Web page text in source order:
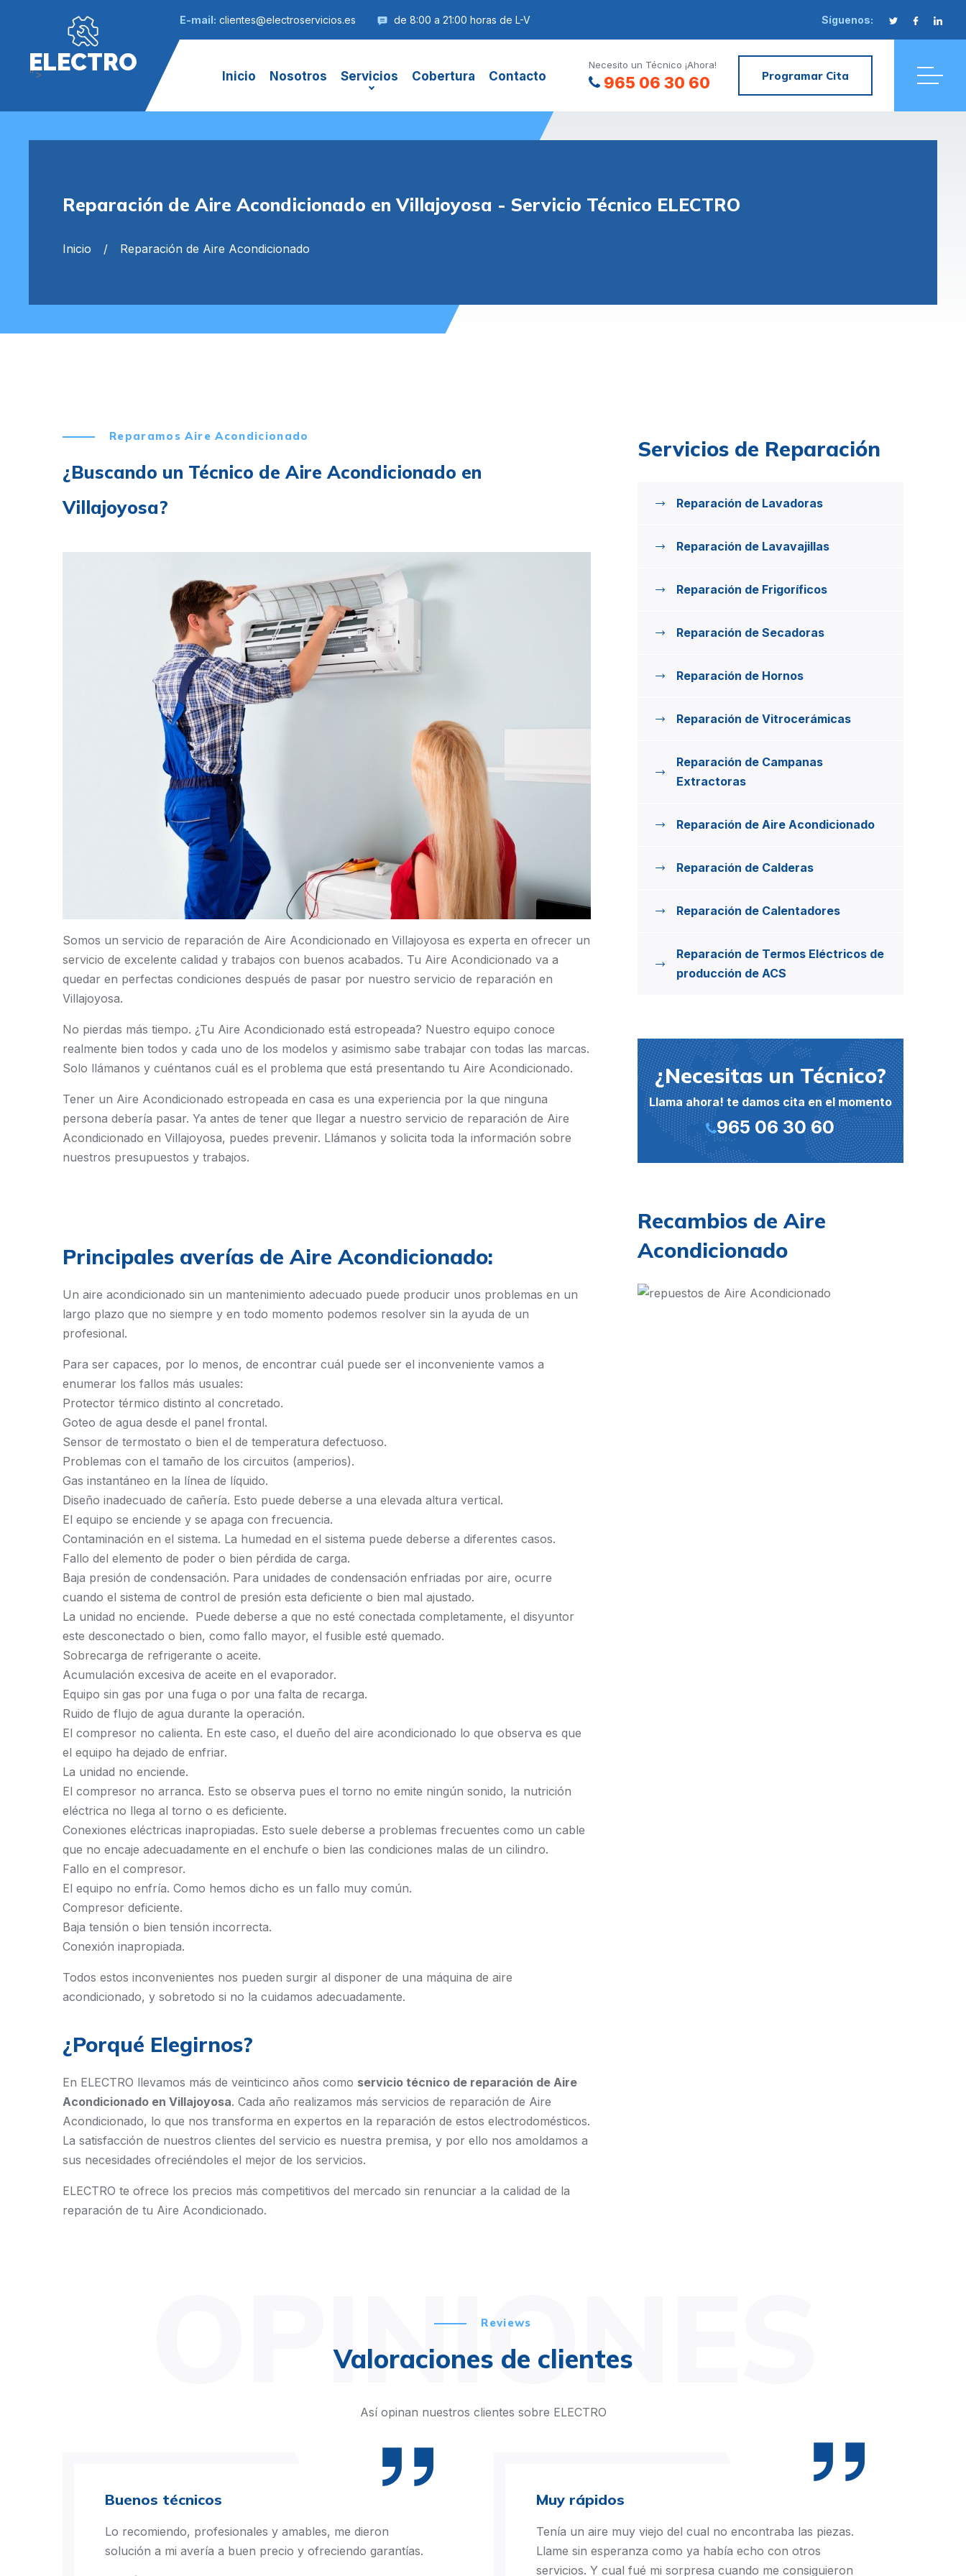
E-mail: clientes@electroservicios.es de 8:00 a 21:00 horas de L-V Síguenos:
ELECTRO
"> Inicio Nosotros Servicios Cobertura Contacto
Necesito un Técnico ¡Ahora!
965 06 30 60 Programar Cita
Reparación de Aire Acondicionado en Villajoyosa - Servicio Técnico ELECTRO
Inicio Reparación de Aire Acondicionado
Reparamos Aire Acondicionado
¿Buscando un Técnico de Aire Acondicionado en
Villajoyosa?
Somos un servicio de reparación de Aire Acondicionado en Villajoyosa es experta en ofrecer un
servicio de excelente calidad y trabajos con buenos acabados. Tu Aire Acondicionado va a
quedar en perfectas condiciones después de pasar por nuestro servicio de reparación en
Villajoyosa.
No pierdas más tiempo. ¿Tu Aire Acondicionado está estropeada? Nuestro equipo conoce
realmente bien todos y cada uno de los modelos y asimismo sabe trabajar con todas las marcas.
Solo llámanos y cuéntanos cuál es el problema que está presentando tu Aire Acondicionado.
Tener un Aire Acondicionado estropeada en casa es una experiencia por la que ninguna
persona debería pasar. Ya antes de tener que llegar a nuestro servicio de reparación de Aire
Acondicionado en Villajoyosa, puedes prevenir. Llámanos y solicita toda la información sobre
nuestros presupuestos y trabajos.
Principales averías de Aire Acondicionado:
Un aire acondicionado sin un mantenimiento adecuado puede producir unos problemas en un
largo plazo que no siempre y en todo momento podemos resolver sin la ayuda de un
profesional.
Para ser capaces, por lo menos, de encontrar cuál puede ser el inconveniente vamos a
enumerar los fallos más usuales:
Protector térmico distinto al concretado.
Goteo de agua desde el panel frontal.
Sensor de termostato o bien el de temperatura defectuoso.
Problemas con el tamaño de los circuitos (amperios).
Gas instantáneo en la línea de líquido.
Diseño inadecuado de cañería. Esto puede deberse a una elevada altura vertical.
El equipo se enciende y se apaga con frecuencia.
Contaminación en el sistema. La humedad en el sistema puede deberse a diferentes casos.
Fallo del elemento de poder o bien pérdida de carga.
Baja presión de condensación. Para unidades de condensación enfriadas por aire, ocurre
cuando el sistema de control de presión esta deficiente o bien mal ajustado.
La unidad no enciende. Puede deberse a que no esté conectada completamente, el disyuntor
este desconectado o bien, como fallo mayor, el fusible esté quemado.
Sobrecarga de refrigerante o aceite.
Acumulación excesiva de aceite en el evaporador.
Equipo sin gas por una fuga o por una falta de recarga.
Ruido de flujo de agua durante la operación.
El compresor no calienta. En este caso, el dueño del aire acondicionado lo que observa es que
el equipo ha dejado de enfriar.
La unidad no enciende.
El compresor no arranca. Esto se observa pues el torno no emite ningún sonido, la nutrición
eléctrica no llega al torno o es deficiente.
Conexiones eléctricas inapropiadas. Esto suele deberse a problemas frecuentes como un cable
que no encaje adecuadamente en el enchufe o bien las condiciones malas de un cilindro.
Fallo en el compresor.
El equipo no enfría. Como hemos dicho es un fallo muy común.
Compresor deficiente.
Baja tensión o bien tensión incorrecta.
Conexión inapropiada.
Todos estos inconvenientes nos pueden surgir al disponer de una máquina de aire
acondicionado, y sobretodo si no la cuidamos adecuadamente.
¿Porqué Elegirnos?
En ELECTRO llevamos más de veinticinco años como servicio técnico de reparación de Aire
Acondicionado en Villajoyosa. Cada año realizamos más servicios de reparación de Aire
Acondicionado, lo que nos transforma en expertos en la reparación de estos electrodomésticos.
La satisfacción de nuestros clientes del servicio es nuestra premisa, y por ello nos amoldamos a
sus necesidades ofreciéndoles el mejor de los servicios.
ELECTRO te ofrece los precios más competitivos del mercado sin renunciar a la calidad de la
reparación de tu Aire Acondicionado.
Servicios de Reparación
Reparación de Lavadoras
Reparación de Lavavajillas
Reparación de Frigoríficos
Reparación de Secadoras
Reparación de Hornos
Reparación de Vitrocerámicas
Reparación de Campanas
Extractoras
Reparación de Aire Acondicionado
Reparación de Calderas
Reparación de Calentadores
Reparación de Termos Eléctricos de
producción de ACS
¿Necesitas un Técnico?
Llama ahora! te damos cita en el momento
965 06 30 60
Recambios de Aire
Acondicionado
OPINIONES
Reviews
Valoraciones de clientes
Así opinan nuestros clientes sobre ELECTRO
Buenos técnicos
Lo recomiendo, profesionales y amables, me dieron
solución a mi avería a buen precio y ofreciendo garantías.
Muy rápidos
Tenía un aire muy viejo del cual no encontraba las piezas.
Llame sin esperanza como ya había echo con otros
servicios. Y cual fué mi sorpresa cuando me consiguieron